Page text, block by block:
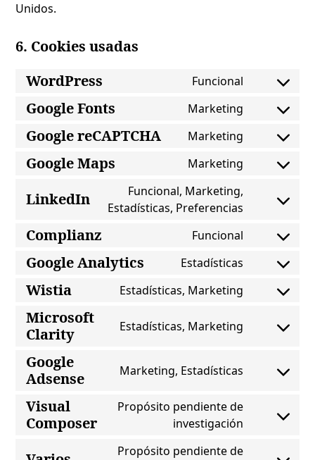
Unidos.
6. Cookies usadas
WordPress
Funcional
Consent
service
wordpress
Google Fonts Marketing
Consent
service
google-
Google reCAPTCHA Marketing
Consent
service
recaptcha
Google Maps Marketing
Consent
service
maps
LinkedIn
Funcional, Marketing,
Estadísticas, Preferencias
Consent
service
Complianz Funcional
Consent
service
complianz
Google Analytics Estadísticas
Consent
service
analytics
Wistia Estadísticas, Marketing
Consent
service
Microsoft
Clarity
Estadísticas, Marketing
Consent
microsoft-
Google
Adsense
Marketing, Estadísticas
Consent
google-
Visual
Composer
Propósito pendiente de
investigación
Consent
Propósito pendiente de